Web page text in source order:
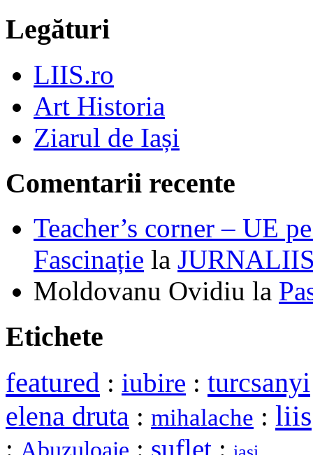
Legături
LIIS.ro
Art Historia
Ziarul de Iași
Comentarii recente
Teacher’s corner – UE
Fascinație la
Moldovanu Ovidiu la
Etichete
featured : iubire : turcsanyi
elena druta : mihalache : liis
: Abuzuloaie : suflet :